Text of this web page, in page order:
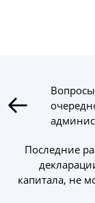
Последние
капитала, не